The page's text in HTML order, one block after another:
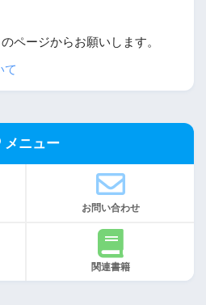
ページからお願いします。
て
メニュー
お問い合わせ
関連書籍